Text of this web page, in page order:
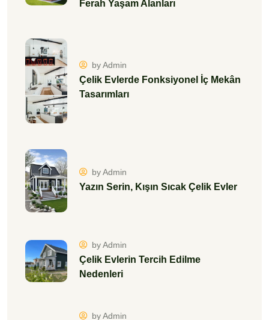
Ferah Yaşam Alanları
by Admin
Çelik Evlerde Fonksiyonel İç Mekân
Tasarımları
by Admin
Yazın Serin, Kışın Sıcak Çelik Evler
by Admin
Çelik Evlerin Tercih Edilme
Nedenleri
by Admin